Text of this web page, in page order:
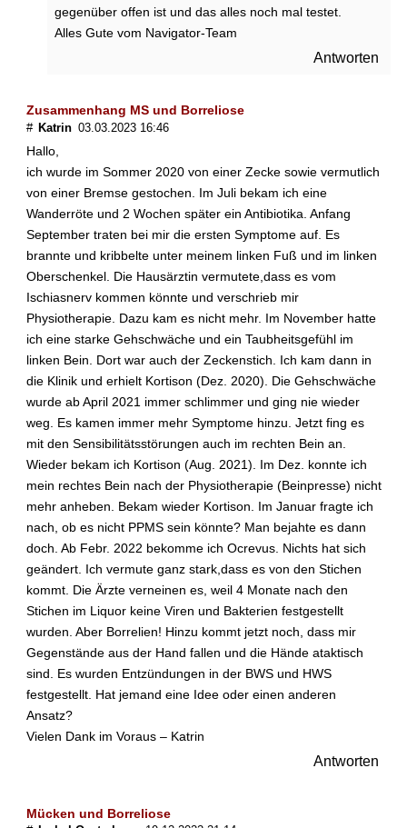
gegenüber offen ist und das alles noch mal testet.
Alles Gute vom Navigator-Team
Antworten
Zusammenhang MS und Borreliose
# Katrin 03.03.2023 16:46
Hallo,
ich wurde im Sommer 2020 von einer Zecke sowie vermutlich
von einer Bremse gestochen. Im Juli bekam ich eine
Wanderröte und 2 Wochen später ein Antibiotika. Anfang
September traten bei mir die ersten Symptome auf. Es
brannte und kribbelte unter meinem linken Fuß und im linken
Oberschenkel. Die Hausärztin vermutete,dass es vom
Ischiasnerv kommen könnte und verschrieb mir
Physiotherapie. Dazu kam es nicht mehr. Im November hatte
ich eine starke Gehschwäche und ein Taubheitsgefühl im
linken Bein. Dort war auch der Zeckenstich. Ich kam dann in
die Klinik und erhielt Kortison (Dez. 2020). Die Gehschwäche
wurde ab April 2021 immer schlimmer und ging nie wieder
weg. Es kamen immer mehr Symptome hinzu. Jetzt fing es
mit den Sensibilitätsstörungen auch im rechten Bein an.
Wieder bekam ich Kortison (Aug. 2021). Im Dez. konnte ich
mein rechtes Bein nach der Physiotherapie (Beinpresse) nicht
mehr anheben. Bekam wieder Kortison. Im Januar fragte ich
nach, ob es nicht PPMS sein könnte? Man bejahte es dann
doch. Ab Febr. 2022 bekomme ich Ocrevus. Nichts hat sich
geändert. Ich vermute ganz stark,dass es von den Stichen
kommt. Die Ärzte verneinen es, weil 4 Monate nach den
Stichen im Liquor keine Viren und Bakterien festgestellt
wurden. Aber Borrelien! Hinzu kommt jetzt noch, dass mir
Gegenstände aus der Hand fallen und die Hände ataktisch
sind. Es wurden Entzündungen in der BWS und HWS
festgestellt. Hat jemand eine Idee oder einen anderen
Ansatz?
Vielen Dank im Voraus – Katrin
Antworten
Mücken und Borreliose